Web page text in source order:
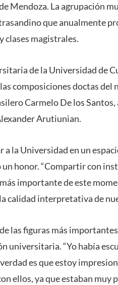
Mendoza. La agrupación
que anualmente
clases magistrales.
de la Universidad de
composiciones doctas del
Carmelo De los
Arutiunian.
la Universidad en un
honor. “Compartir con
importante de este
calidad interpretativa de
las figuras más
universitaria. “Yo había
es que estoy
ellos, ya que estaban muy